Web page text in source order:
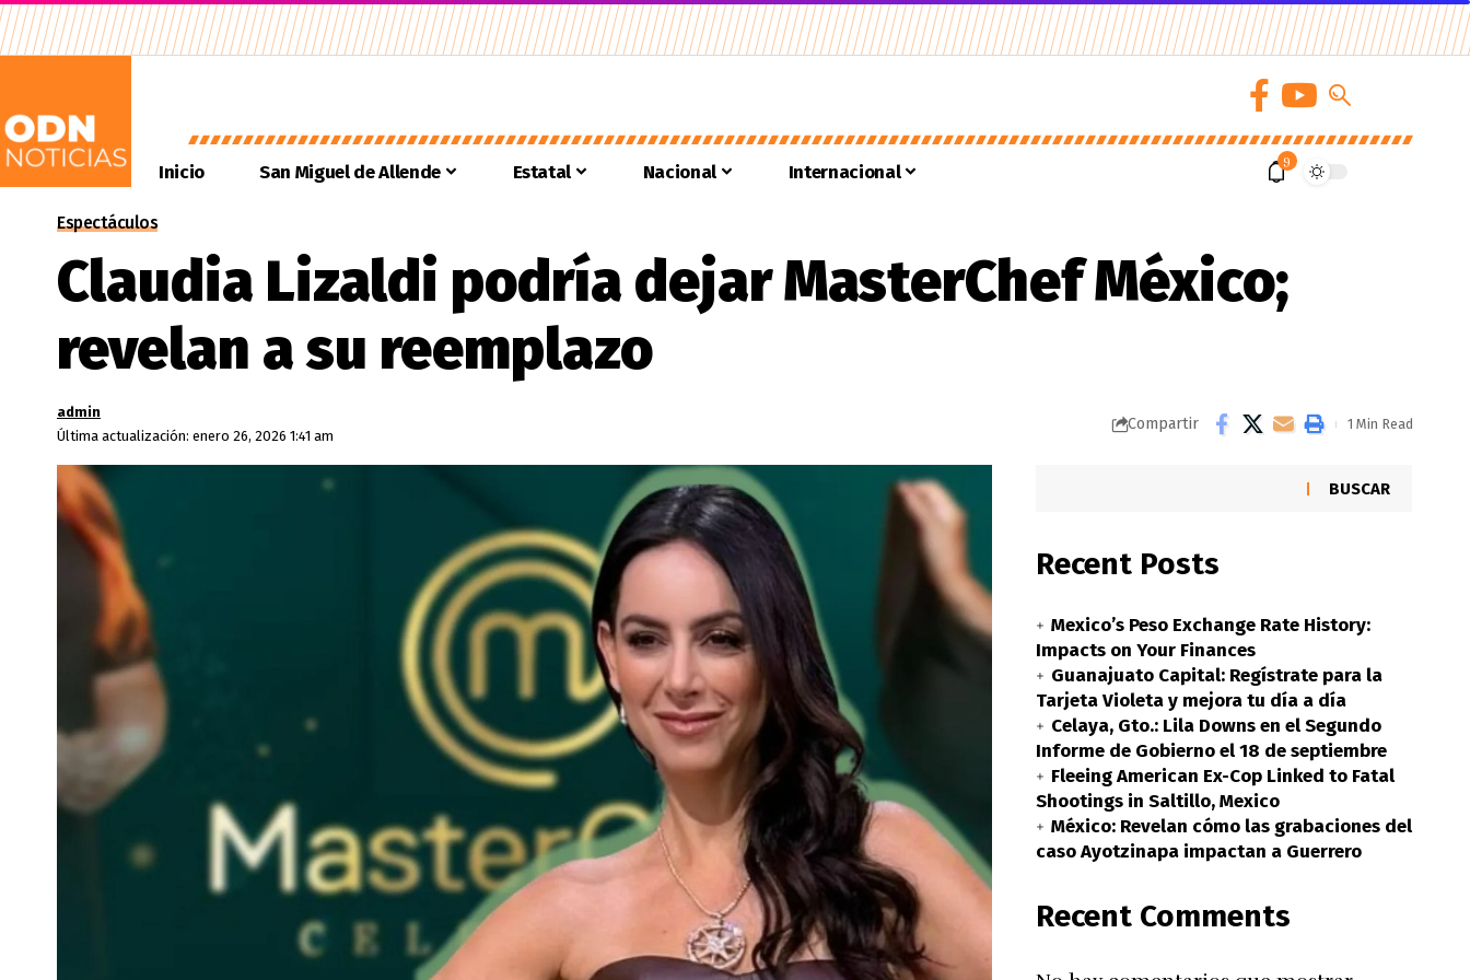
Inicio San Miguel de Allende Estatal Nacional Internacional 9
Espectáculos
Claudia Lizaldi podría dejar MasterChef México;
revelan a su reemplazo
Última actualización: enero 26, 2026 1:41 am
admin
Compartir 1 Min Read
BUSCAR
Recent Posts
Mexico’s Peso Exchange Rate History:
Impacts on Your Finances
Guanajuato Capital: Regístrate para la
Tarjeta Violeta y mejora tu día a día
Celaya, Gto.: Lila Downs en el Segundo
Informe de Gobierno el 18 de septiembre
Fleeing American Ex-Cop Linked to Fatal
Shootings in Saltillo, Mexico
México: Revelan cómo las grabaciones del
caso Ayotzinapa impactan a Guerrero
Recent Comments